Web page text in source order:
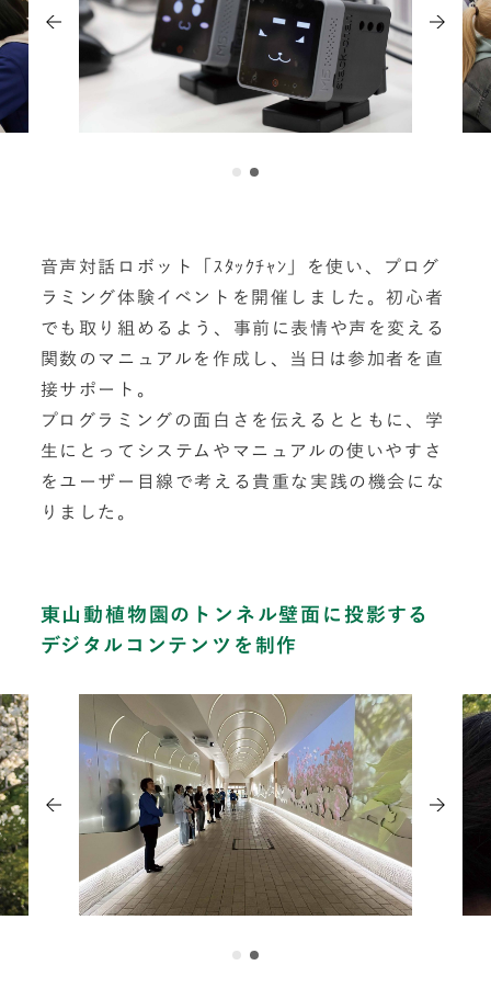
音声対話ロボット「ｽﾀｯｸﾁｬﾝ」を使い、プログ
ラミング体験イベントを開催しました。初心者
でも取り組めるよう、事前に表情や声を変える
関数のマニュアルを作成し、当日は参加者を直
接サポート。
プログラミングの面白さを伝えるとともに、学
生にとってシステムやマニュアルの使いやすさ
をユーザー目線で考える貴重な実践の機会にな
りました。
東山動植物園のトンネル壁面に投影する
デジタルコンテンツを制作